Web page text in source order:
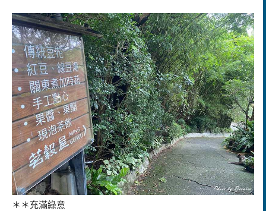
＊＊充滿綠意